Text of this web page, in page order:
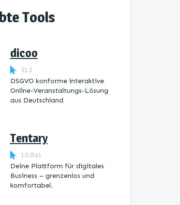
Tools
dicoo
312
DSGVO konforme interaktive
Online-Veranstaltungs-Lösung
aus Deutschland
Tentary
10.841
Deine Plattform für digitales
Business – grenzenlos und
komfortabel.